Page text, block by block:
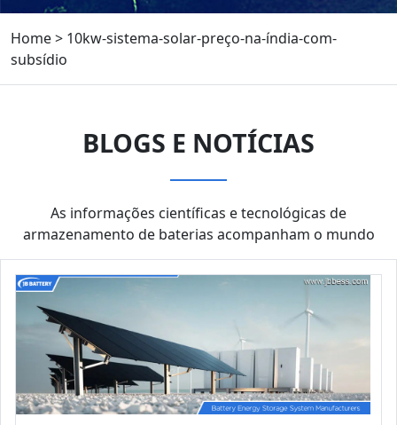
Home> 10kw-sistema-solar-preço-na-índia-com-
subsídio
BLOGS E NOTÍCIAS
As informações científicas e tecnológicas de
armazenamento de baterias acompanham o mundo